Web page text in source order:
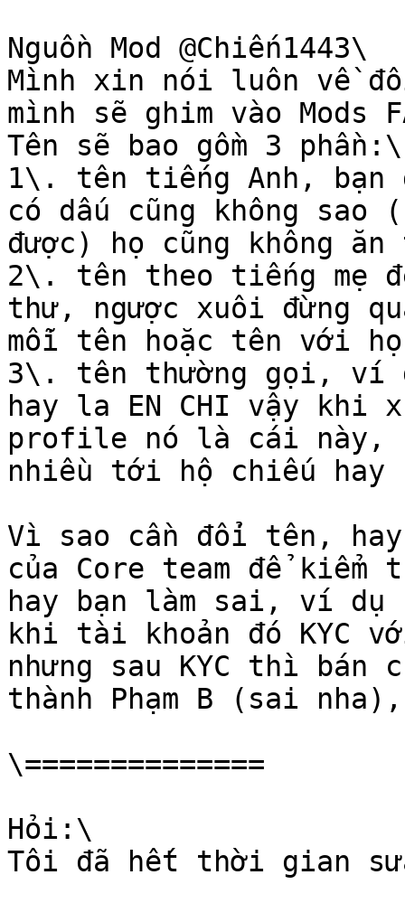
Nguồn Mod @Chiến1443\
Mình xin nói luôn về
mình sẽ ghim vào Mods
Tên sẽ bao gồm 3 phần:\
1\. tên tiếng Anh, bạn
có dấu cũng không sao
được) họ cũng không
2\. tên theo tiếng mẹ
thư, ngược xuôi đừng
mỗi tên hoặc tên với họ
3\. tên thường gọi, ví
hay la EN CHI vậy khi
profile nó là cái này,
nhiều tới hộ chiếu hay
Vì sao cần đổi tên,
của Core team để
hay bạn làm sai, ví dụ
khi tài khoản đó KYC
nhưng sau KYC thì bán
thành Phạm B (sai
\==============
Hỏi:\
Tôi đã hết thời gian